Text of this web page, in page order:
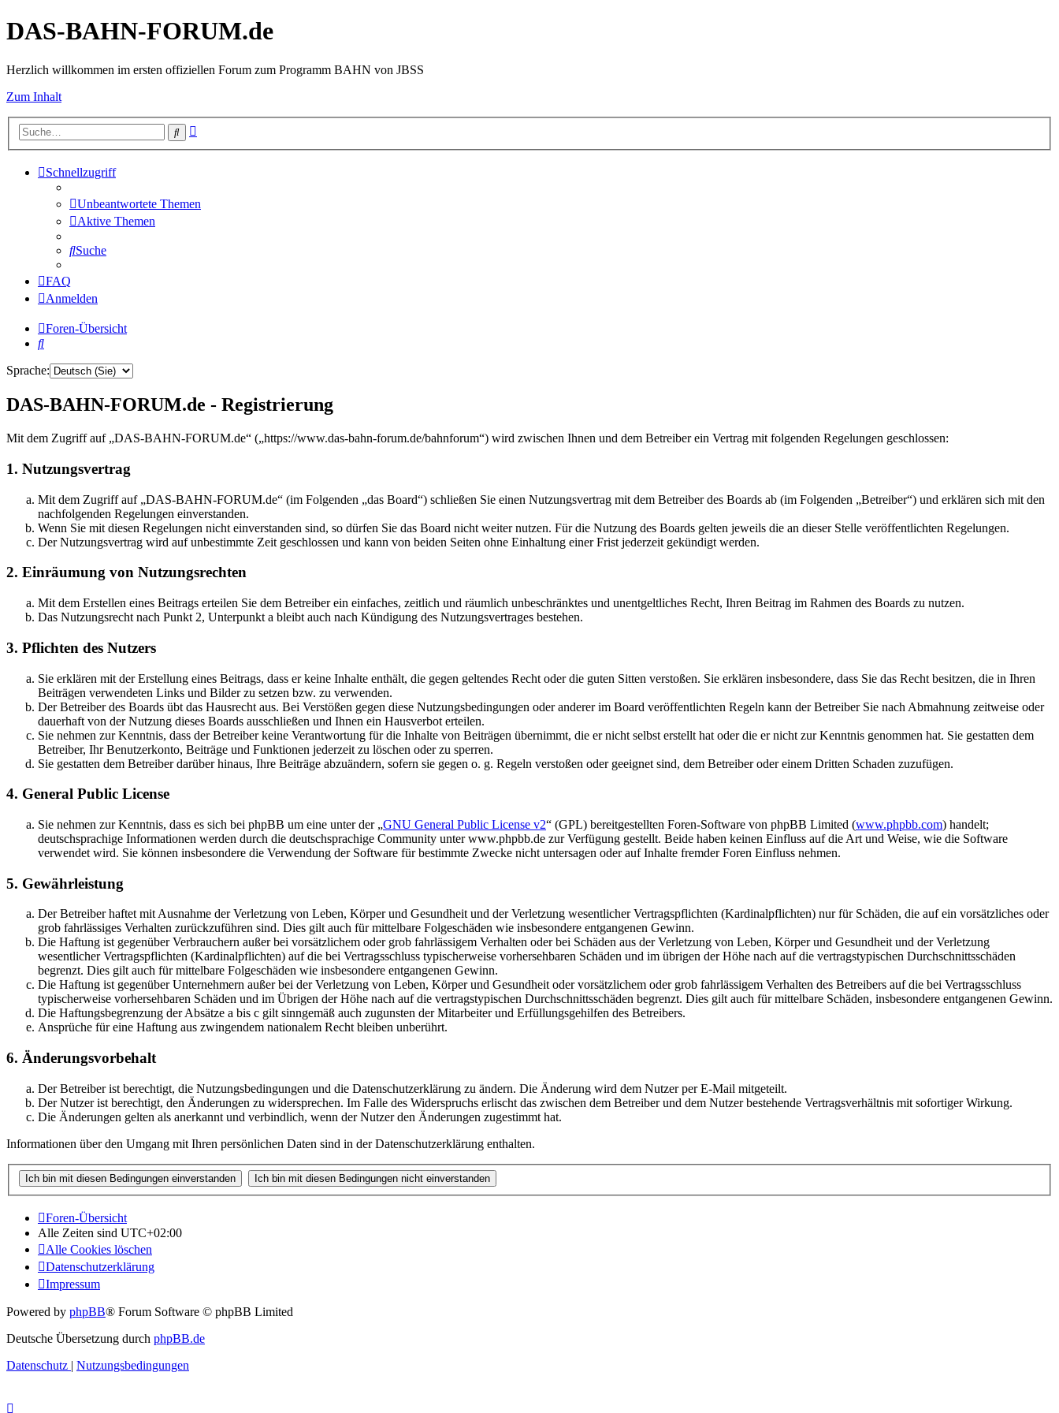
DAS-BAHN-FORUM.de
Herzlich willkommen im ersten offiziellen Forum zum Programm BAHN von JBSS
Zum Inhalt
Suche
Schnellzugriff
Unbeantwortete Themen
Aktive Themen
Suche
FAQ
Anmelden
Foren-Übersicht
Suche
Sprache:
DAS-BAHN-FORUM.de - Registrierung
Mit dem Zugriff auf „DAS-BAHN-FORUM.de“ („https://www.das-bahn-forum.de/bahnforum“) wird zwischen Ihnen und dem Betreiber ein Vertrag mit folgenden Regelungen geschlossen:
1. Nutzungsvertrag
Mit dem Zugriff auf „DAS-BAHN-FORUM.de“ (im Folgenden „das Board“) schließen Sie einen Nutzungsvertrag mit dem Betreiber des Boards ab (im Folgenden „Betreiber“) und erklären sich mit den
nachfolgenden Regelungen einverstanden.
Wenn Sie mit diesen Regelungen nicht einverstanden sind, so dürfen Sie das Board nicht weiter nutzen. Für die Nutzung des Boards gelten jeweils die an dieser Stelle veröffentlichten Regelungen.
Der Nutzungsvertrag wird auf unbestimmte Zeit geschlossen und kann von beiden Seiten ohne Einhaltung einer Frist jederzeit gekündigt werden.
2. Einräumung von Nutzungsrechten
Mit dem Erstellen eines Beitrags erteilen Sie dem Betreiber ein einfaches, zeitlich und räumlich unbeschränktes und unentgeltliches Recht, Ihren Beitrag im Rahmen des Boards zu nutzen.
Das Nutzungsrecht nach Punkt 2, Unterpunkt a bleibt auch nach Kündigung des Nutzungsvertrages bestehen.
3. Pflichten des Nutzers
Sie erklären mit der Erstellung eines Beitrags, dass er keine Inhalte enthält, die gegen geltendes Recht oder die guten Sitten verstoßen. Sie erklären insbesondere, dass Sie das Recht besitzen, die in Ihren
Beiträgen verwendeten Links und Bilder zu setzen bzw. zu verwenden.
Der Betreiber des Boards übt das Hausrecht aus. Bei Verstößen gegen diese Nutzungsbedingungen oder anderer im Board veröffentlichten Regeln kann der Betreiber Sie nach Abmahnung zeitweise oder
dauerhaft von der Nutzung dieses Boards ausschließen und Ihnen ein Hausverbot erteilen.
Sie nehmen zur Kenntnis, dass der Betreiber keine Verantwortung für die Inhalte von Beiträgen übernimmt, die er nicht selbst erstellt hat oder die er nicht zur Kenntnis genommen hat. Sie gestatten dem
Betreiber, Ihr Benutzerkonto, Beiträge und Funktionen jederzeit zu löschen oder zu sperren.
Sie gestatten dem Betreiber darüber hinaus, Ihre Beiträge abzuändern, sofern sie gegen o. g. Regeln verstoßen oder geeignet sind, dem Betreiber oder einem Dritten Schaden zuzufügen.
4. General Public License
Sie nehmen zur Kenntnis, dass es sich bei phpBB um eine unter der „GNU General Public License v2“ (GPL) bereitgestellten Foren-Software von phpBB Limited (www.phpbb.com) handelt;
deutschsprachige Informationen werden durch die deutschsprachige Community unter www.phpbb.de zur Verfügung gestellt. Beide haben keinen Einfluss auf die Art und Weise, wie die Software
verwendet wird. Sie können insbesondere die Verwendung der Software für bestimmte Zwecke nicht untersagen oder auf Inhalte fremder Foren Einfluss nehmen.
5. Gewährleistung
Der Betreiber haftet mit Ausnahme der Verletzung von Leben, Körper und Gesundheit und der Verletzung wesentlicher Vertragspflichten (Kardinalpflichten) nur für Schäden, die auf ein vorsätzliches oder
grob fahrlässiges Verhalten zurückzuführen sind. Dies gilt auch für mittelbare Folgeschäden wie insbesondere entgangenen Gewinn.
Die Haftung ist gegenüber Verbrauchern außer bei vorsätzlichem oder grob fahrlässigem Verhalten oder bei Schäden aus der Verletzung von Leben, Körper und Gesundheit und der Verletzung
wesentlicher Vertragspflichten (Kardinalpflichten) auf die bei Vertragsschluss typischerweise vorhersehbaren Schäden und im übrigen der Höhe nach auf die vertragstypischen Durchschnittsschäden
begrenzt. Dies gilt auch für mittelbare Folgeschäden wie insbesondere entgangenen Gewinn.
Die Haftung ist gegenüber Unternehmern außer bei der Verletzung von Leben, Körper und Gesundheit oder vorsätzlichem oder grob fahrlässigem Verhalten des Betreibers auf die bei Vertragsschluss
typischerweise vorhersehbaren Schäden und im Übrigen der Höhe nach auf die vertragstypischen Durchschnittsschäden begrenzt. Dies gilt auch für mittelbare Schäden, insbesondere entgangenen Gewinn.
Die Haftungsbegrenzung der Absätze a bis c gilt sinngemäß auch zugunsten der Mitarbeiter und Erfüllungsgehilfen des Betreibers.
Ansprüche für eine Haftung aus zwingendem nationalem Recht bleiben unberührt.
6. Änderungsvorbehalt
Der Betreiber ist berechtigt, die Nutzungsbedingungen und die Datenschutzerklärung zu ändern. Die Änderung wird dem Nutzer per E-Mail mitgeteilt.
Der Nutzer ist berechtigt, den Änderungen zu widersprechen. Im Falle des Widerspruchs erlischt das zwischen dem Betreiber und dem Nutzer bestehende Vertragsverhältnis mit sofortiger Wirkung.
Die Änderungen gelten als anerkannt und verbindlich, wenn der Nutzer den Änderungen zugestimmt hat.
Informationen über den Umgang mit Ihren persönlichen Daten sind in der Datenschutzerklärung enthalten.
Foren-Übersicht
Alle Zeiten sind UTC+02:00
Alle Cookies löschen
Datenschutzerklärung
Impressum
Powered by phpBB® Forum Software © phpBB Limited
Deutsche Übersetzung durch phpBB.de
Datenschutz | Nutzungsbedingungen